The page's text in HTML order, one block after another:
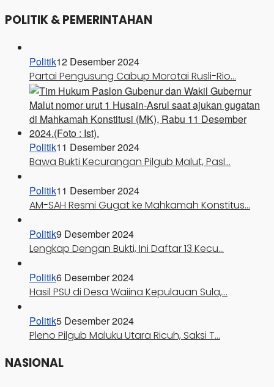
POLITIK & PEMERINTAHAN
Politik12 Desember 2024
Partai Pengusung Cabup Morotai Rusli-Rio…
Politik11 Desember 2024
Bawa Bukti Kecurangan Pilgub Malut, Pasl…
Politik11 Desember 2024
AM-SAH Resmi Gugat ke Mahkamah Konstitus…
Politik9 Desember 2024
Lengkap Dengan Bukti, Ini Daftar 13 Kecu…
Politik6 Desember 2024
Hasil PSU di Desa Waiina Kepulauan Sula,…
Politik5 Desember 2024
Pleno Pilgub Maluku Utara Ricuh, Saksi T…
NASIONAL